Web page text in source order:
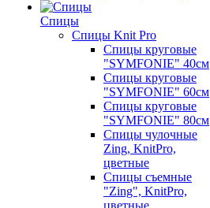
Спицы
Спицы Knit Pro
Спицы круговые
"SYMFONIE" 40см
Спицы круговые
"SYMFONIE" 60см
Спицы круговые
"SYMFONIE" 80см
Спицы чулочные
Zing, KnitPro,
цветные
Спицы съемные
"Zing", KnitPro,
цветные